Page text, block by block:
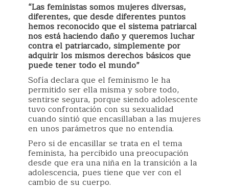
“Las feministas somos mujeres diversas,
diferentes, que desde diferentes puntos
hemos reconocido que el sistema patriarcal
nos está haciendo daño y queremos luchar
contra el patriarcado, simplemente por
adquirir los mismos derechos básicos que
puede tener todo el mundo”
Sofía declara que el feminismo le ha
permitido ser ella misma y sobre todo,
sentirse segura, porque siendo adolescente
tuvo confrontación con su sexualidad
cuando sintió que encasillaban a las mujeres
en unos parámetros que no entendía.
Pero si de encasillar se trata en el tema
feminista, ha percibido una preocupación
desde que era una niña en la transición a la
adolescencia, pues tiene que ver con el
cambio de su cuerpo.